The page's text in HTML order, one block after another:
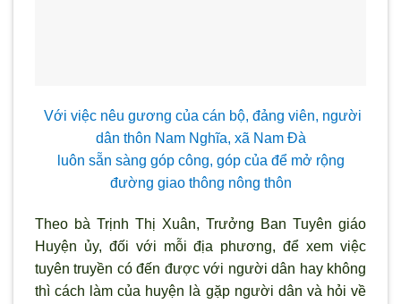
Với việc nêu gương của cán bộ, đảng viên, người
dân thôn Nam Nghĩa, xã Nam Đà
luôn sẵn sàng góp công, góp của để mở rộng
đường giao thông nông thôn
Theo bà Trịnh Thị Xuân, Trưởng Ban Tuyên giáo
Huyện ủy, đối với mỗi địa phương, để xem việc
tuyên truyền có đến được với người dân hay không
thì cách làm của huyện là gặp người dân và hỏi về